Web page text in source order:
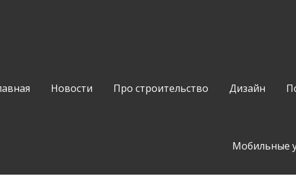
Новости Про строительство Дизайн
Мобильные